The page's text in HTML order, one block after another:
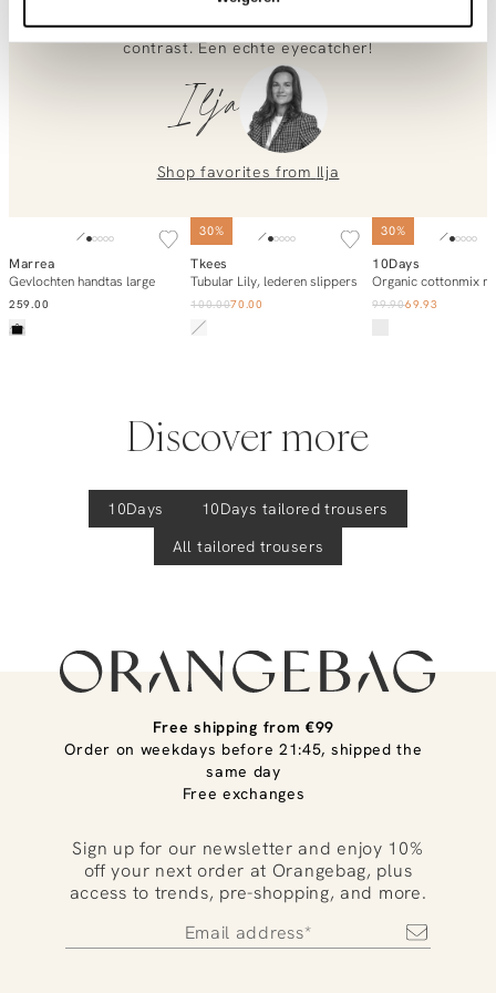
0851 303631 (Mon–Fri: 09:00–17:00). We’re happy to help!
draag hem met een mooie blouse voor een modisch
contrast. Een echte eyecatcher!
Ilja
Shop favorites from Ilja
Add to cart
Marrea
Gevlochten handtas large
259.00
30%
SOLD OUT
Notify me
Tkees
Tubular Lily, lederen slippers
100.0070.00
30%
Add to
10Days
Organic cottonmix
99.9069.93
Discover more
10Days 10Days tailored trousers
All tailored trousers
Free shipping from €99
Order on weekdays before 21:45, shipped the
same day
Free exchanges
Sign up for our newsletter and enjoy 10%
off your next order at Orangebag, plus
access to trends, pre-shopping, and more.